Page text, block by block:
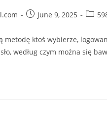
June 9, 2025
metodę ktoś wybierze,
według czym można się